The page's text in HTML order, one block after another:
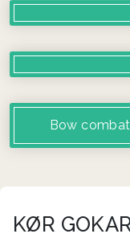
Bow combat
KØR